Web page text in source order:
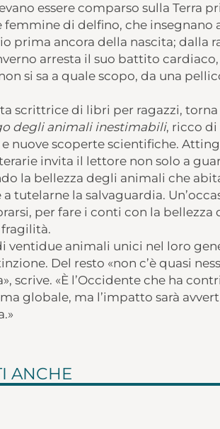
essere comparso sulla Terra
femmine di delfino, che insegnano
prima ancora della nascita; dalla
arresta il suo battito
si sa a quale scopo, da una
scrittrice di libri per ragazzi, torna
degli animali inestimabili, ricco di
nuove scoperte scientifiche.
invita il lettore non solo a
la bellezza degli animali che
tutelarne la salvaguardia.
per fare i conti con la bellezza
fragilità.
ventidue animali unici nel loro
Del resto «non c’è quasi
scrive. «È l’Occidente che ha
globale, ma l’impatto sarà
ANCHE